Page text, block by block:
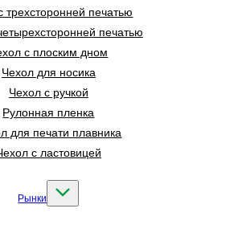
трехсторонней печатью
печатью
с плоским дном
Чехол для носика
Чехол с ручкой
Рулонная пленка
для печати плавника
с ластовицей
Рынки